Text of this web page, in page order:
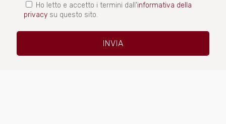
Ho letto e accetto i termini dall'informativa della
privacy su questo sito.